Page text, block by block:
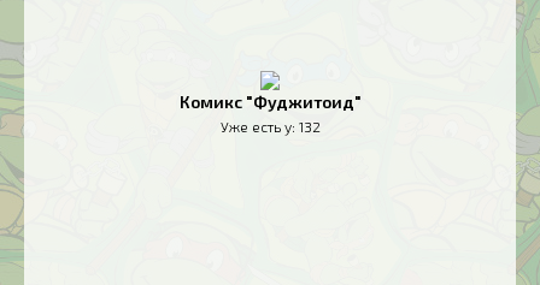
Комикс "Фуджитоид"
Уже есть у: 132